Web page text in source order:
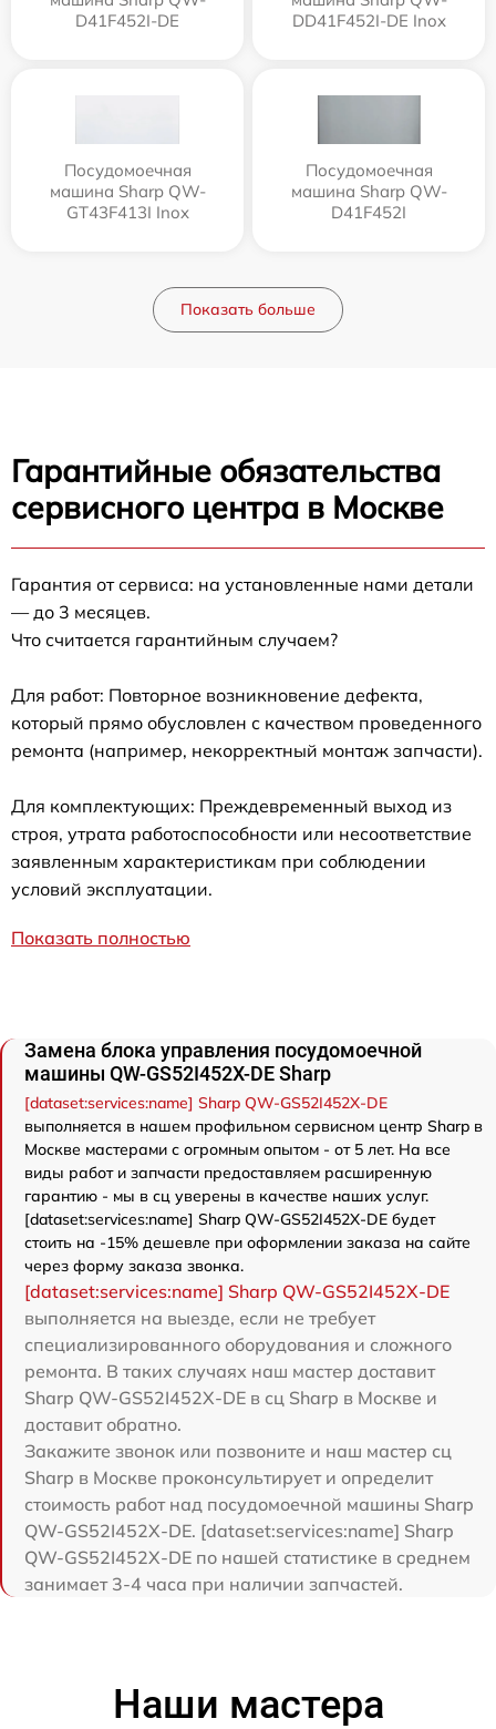
D41F452I-DE
DD41F452I-DE Inox
Посудомоечная
машина Sharp QW-
GT43F413I Inox
Посудомоечная
машина Sharp QW-
D41F452I
Показать больше
Гарантийные обязательства
сервисного центра в Москве
Гарантия от сервиса: на установленные нами детали
— до 3 месяцев.
Что считается гарантийным случаем?
Для работ: Повторное возникновение дефекта,
который прямо обусловлен с качеством проведенного
ремонта (например, некорректный монтаж запчасти).
Для комплектующих: Преждевременный выход из
строя, утрата работоспособности или несоответствие
заявленным характеристикам при соблюдении
условий эксплуатации.
Показать полностью
Замена блока управления посудомоечной
машины QW-GS52I452X-DE Sharp
[dataset:services:name] Sharp QW-GS52I452X-DE
выполняется в нашем профильном сервисном центр Sharp в
Москве мастерами с огромным опытом - от 5 лет. На все
виды работ и запчасти предоставляем расширенную
гарантию - мы в сц уверены в качестве наших услуг.
[dataset:services:name] Sharp QW-GS52I452X-DE будет
стоить на -15% дешевле при оформлении заказа на сайте
через форму заказа звонка.
[dataset:services:name] Sharp QW-GS52I452X-DE
выполняется на выезде, если не требует
специализированного оборудования и сложного
ремонта. В таких случаях наш мастер доставит
Sharp QW-GS52I452X-DE в сц Sharp в Москве и
доставит обратно.
Закажите звонок или позвоните и наш мастер сц
Sharp в Москве проконсультирует и определит
стоимость работ над посудомоечной машины Sharp
QW-GS52I452X-DE. [dataset:services:name] Sharp
QW-GS52I452X-DE по нашей статистике в среднем
занимает 3-4 часа при наличии запчастей.
Наши мастера